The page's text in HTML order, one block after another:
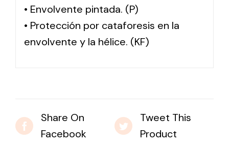
• Envolvente pintada. (P)
• Protección por cataforesis en la
envolvente y la hélice. (KF)
Share On
Facebook
Tweet This
Product